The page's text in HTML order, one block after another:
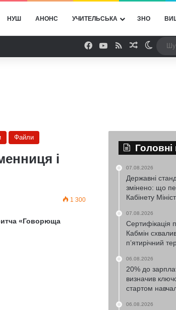
НУШ АНОНС УЧИТЕЛЬСЬКА ЗНО
Facebook
YouTube
RSSВипадкова
Файли
і
1 300
«Говорюща
07.08.2026
Державні
змінено: що
Кабінету
07.08.2026
Сертифікація
Кабмін
п’ятирічний
06.08.2026
20% до
визначив
стартом
06.08.2026